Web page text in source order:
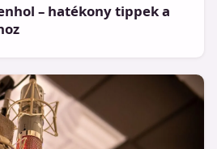
– hatékony tippek a